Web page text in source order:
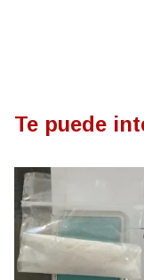
Te puede